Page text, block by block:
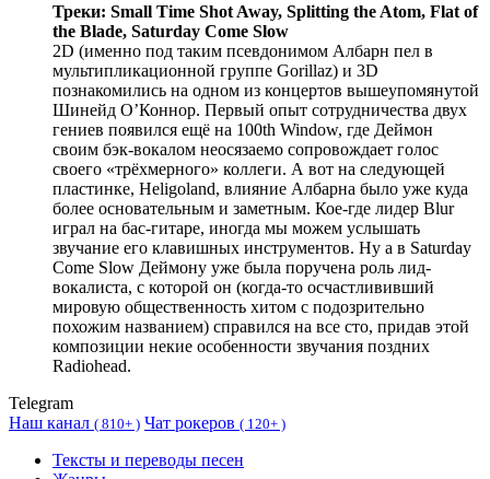
Треки: Small Time Shot Away, Splitting the Atom, Flat of
the Blade, Saturday Come Slow
2D (именно под таким псевдонимом Албарн пел в
мультипликационной группе Gorillaz) и 3D
познакомились на одном из концертов вышеупомянутой
Шинейд О’Коннор. Первый опыт сотрудничества двух
гениев появился ещё на 100th Window, где Деймон
своим бэк-вокалом неосязаемо сопровождает голос
своего «трёхмерного» коллеги. А вот на следующей
пластинке, Heligoland, влияние Албарна было уже куда
более основательным и заметным. Кое-где лидер Blur
играл на бас-гитаре, иногда мы можем услышать
звучание его клавишных инструментов. Ну а в Saturday
Come Slow Деймону уже была поручена роль лид-
вокалиста, с которой он (когда-то осчастлививший
мировую общественность хитом с подозрительно
похожим названием) справился на все сто, придав этой
композиции некие особенности звучания поздних
Radiohead.
Telegram
Наш канал ( 810+ ) Чат рокеров ( 120+ )
Тексты и переводы песен